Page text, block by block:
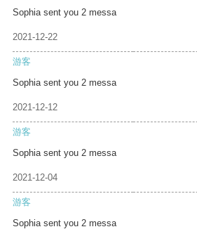
Sophia sent you 2 messa
2021-12-22
游客
Sophia sent you 2 messa
2021-12-12
游客
Sophia sent you 2 messa
2021-12-04
游客
Sophia sent you 2 messa